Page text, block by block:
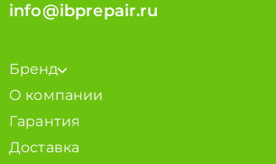
info@ibprepair.ru
Бренд
О компании
Гарантия
Доставка